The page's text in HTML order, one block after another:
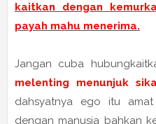
kaitkan dengan
payah mahu menerima.
Jangan cuba
melenting menunjuk
dahsyatnya ego itu
dengan manusia bahkan